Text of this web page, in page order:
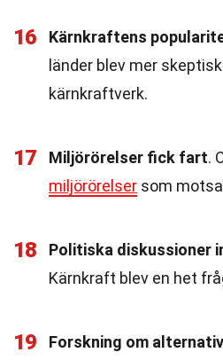
16 Kärnkraftens
länder blev mer
kärnkraftverk.
17 Miljörörelser fick fart.
miljörörelser som
18 Politiska diskussioner
Kärnkraft blev en het
19 Forskning om